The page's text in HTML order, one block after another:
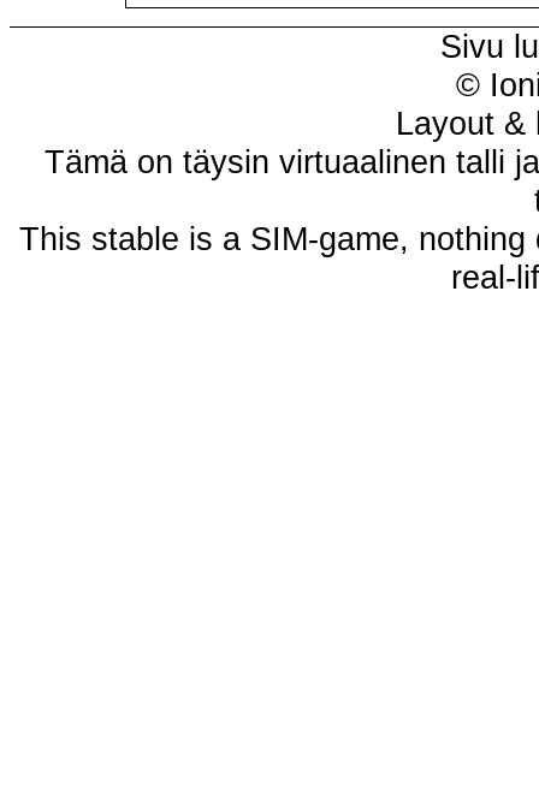
Sivu
©
Layout &
Tämä on täysin virtuaalinen talli
This stable is a SIM-game,
real-